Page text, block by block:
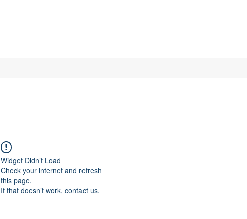
Widget Didn’t Load
Check your internet and refresh
this page.
If that doesn’t work, contact us.